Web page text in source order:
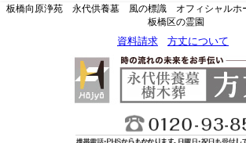
板橋向原浄苑 永代供養墓 風の標識 オフィシャル
板橋区の霊園
資料請求 方丈について